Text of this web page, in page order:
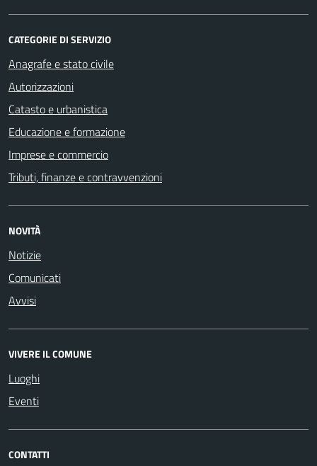
CATEGORIE DI SERVIZIO
Anagrafe e stato civile
Autorizzazioni
Catasto e urbanistica
Educazione e formazione
Imprese e commercio
Tributi, finanze e contravvenzioni
NOVITÀ
Notizie
Comunicati
Avvisi
VIVERE IL COMUNE
Luoghi
Eventi
CONTATTI